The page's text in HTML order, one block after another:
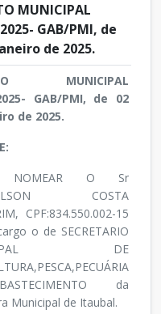
MUNICIPAL
GAB/PMI, de
de 2025.
MUNICIPAL
GAB/PMI, de 02
de 2025.
O Sr
COSTA
CPF:834.550.002-15
o de SECRETARIO
DE
da
Municipal de Itaubal.